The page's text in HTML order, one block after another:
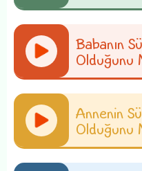
Babanın
Olduğunu
Annenin
Olduğunu